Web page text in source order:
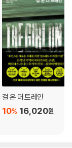
걸 온 더 트레인
16,020원
10%